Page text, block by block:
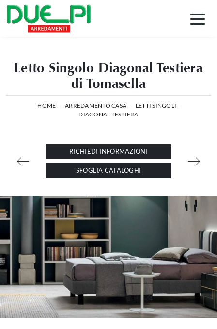
Letto Singolo Diagonal Testiera
di Tomasella
HOME - ARREDAMENTO CASA - LETTI SINGOLI -
DIAGONAL TESTIERA
RICHIEDI INFORMAZIONI
SFOGLIA CATALOGHI